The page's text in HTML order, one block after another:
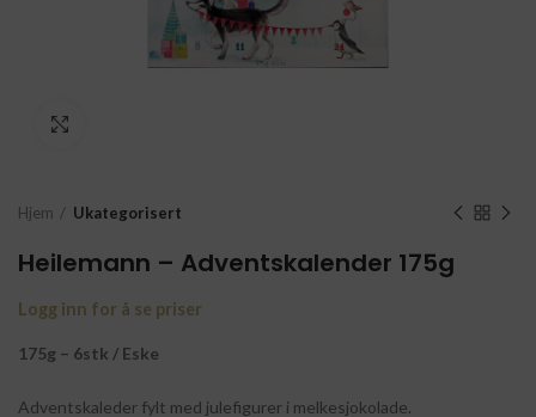
Hjem Ukategorisert
Heilemann – Adventskalender 175g
Logg inn for å se priser
175g – 6stk / Eske
Adventskaleder fylt med julefigurer i melkesjokolade.